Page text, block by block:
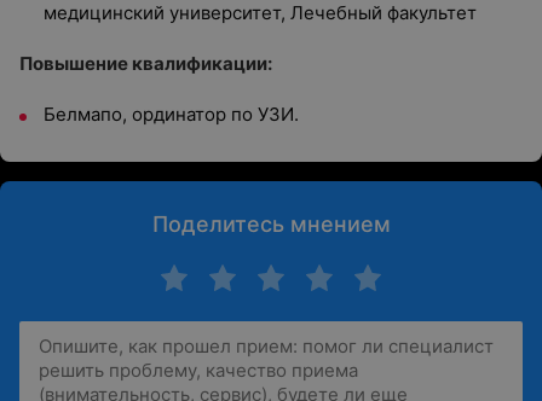
медицинский университет, Лечебный факультет
Повышение квалификации:
Белмапо, ординатор по УЗИ.
Поделитесь мнением